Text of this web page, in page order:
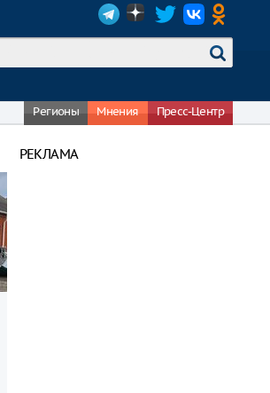
Регионы Мнения Пресс-Центр
РЕКЛАМА